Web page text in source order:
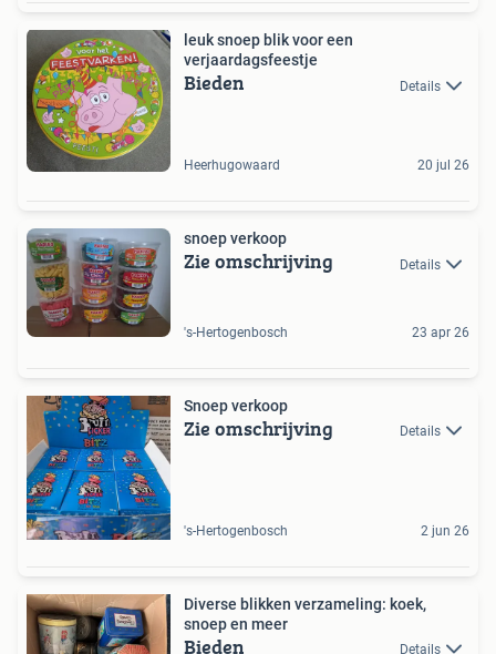
leuk snoep blik voor een
verjaardagsfeestje
Bieden Details
Heerhugowaard 20 jul 26
snoep verkoop
Zie omschrijving Details
's-Hertogenbosch 23 apr 26
Snoep verkoop
Zie omschrijving Details
's-Hertogenbosch 2 jun 26
Diverse blikken verzameling: koek,
snoep en meer
Bieden Details